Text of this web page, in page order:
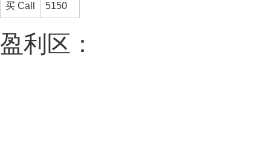
买 Call 5150
盈利区：